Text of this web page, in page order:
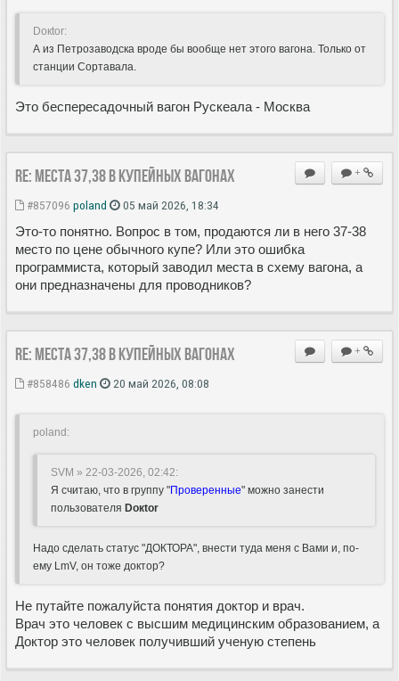
Doкtor:
А из Петрозаводска вроде бы вообще нет этого вагона. Только от
станции Сортавала.
Это беспересадочный вагон Рускеала - Москва
+
Re: Места 37,38 в купейных вагонах
#857096 poland 05 май 2026, 18:34
Это-то понятно. Вопрос в том, продаются ли в него 37-38
место по цене обычного купе? Или это ошибка
программиста, который заводил места в схему вагона, а
они предназначены для проводников?
+
Re: Места 37,38 в купейных вагонах
#858486 dken 20 май 2026, 08:08
poland:
SVM » 22-03-2026, 02:42:
Я считаю, что в группу "Проверенные" можно занести
пользователя Doкtor
Надо сделать статус "ДОКТОРА", внести туда меня с Вами и, по-
ему LmV, он тоже доктор?
Не путайте пожалуйста понятия доктор и врач.
Врач это человек с высшим медицинским образованием, а
Доктор это человек получивший ученую степень